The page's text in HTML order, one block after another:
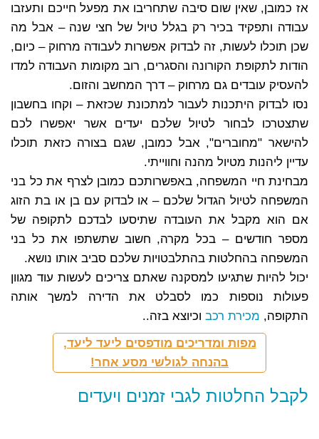
אז כמובן, שאין שום סיבה שתחריבו את מפעל חייכם ותעזבו
עבודה ותפקיד בכיר רק בגלל טיול של חצי שנה – אבל מה
שכן תוכלו לעשות, זה לבדוק אפשרות לעבודה מרחוק – כיום,
הודות לתקופת הקורונה והסגרים, רוב מקומות העבודה למדו
להעסיק עובדים גם מרחוק – דרך המחשב והזום.
נסו לבדוק היתכנות לעבור למתכונת שכזאת – וקחו בחשבון
שתצטרכו לבחור לטיול שלכם יעדים אשר יאפשרו לכם
להישאר "מחוברים", אבל כמובן, שגם בצורה כזאת תוכלו
עדיין ליהנות מטיול מהנה וחווייתי.
מבחינת חיי המשפחה, באפשרותכם כמובן לצרף את כל בני
המשפחה לטיול הגדול שלכם – או לבדוק עם בן או בת הזוג
אם הוא מקבל את העובדה שתיסעו לבדכם לתקופה של
מספר חודשים – בכל מקרה, חשוב שתשתפו את כל בני
המשפחה בהחלטות בהתלבטויות שלכם סביב אותו נושא.
יכול להיות שתגיעו למסקנה שאתם צריכים לעשות עוד מגוון
פעולות נוספות כמו לסבלט את הדירה למשך אותה
התקופה, מכירת רכב וכיוצא בזה..
מפות ומדריכים מודפסים ליעד ליעד,
בהנחה לגולשי מסע אחר!
לקבל החלטות לגבי זמנים ויעדים